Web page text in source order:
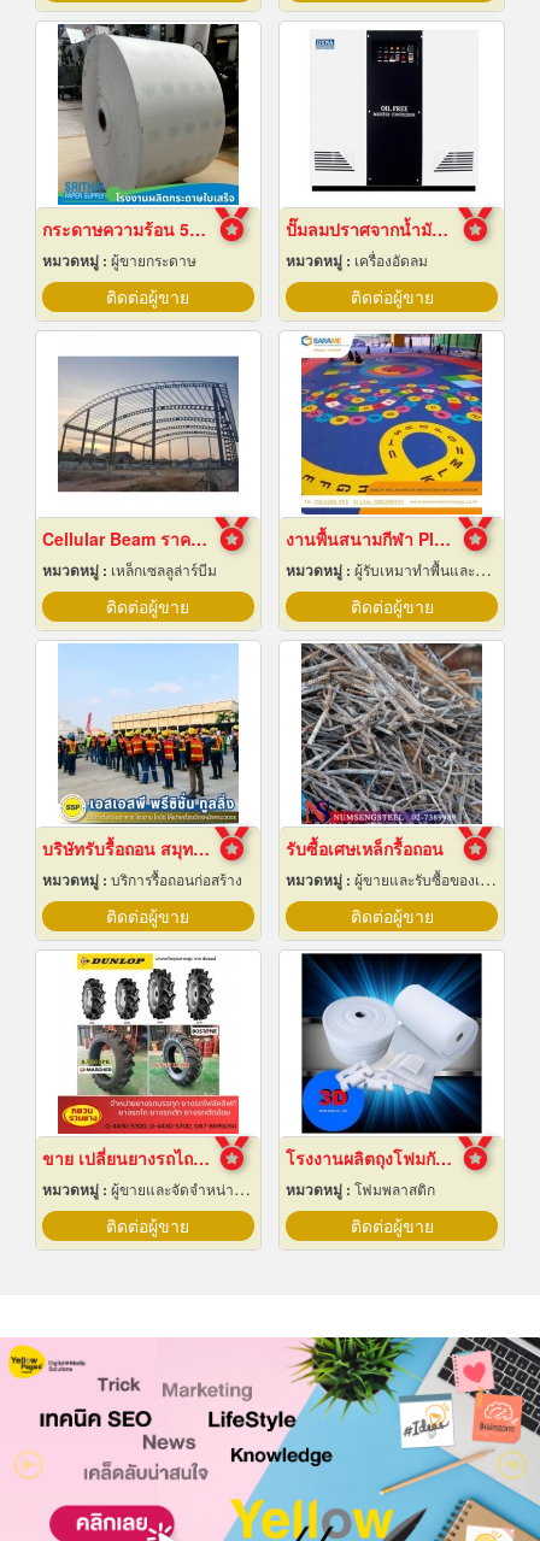
กระดาษความร้อน 57x80 ราคาส่ง
หมวดหมู่ : ผู้ขายกระดาษ
ติดต่อผู้ขาย
ปั๊มลมปราศจากน้ำมันแบบบูสเตอร์
หมวดหมู่ : เครื่องอัดลม
ติดต่อผู้ขาย
Cellular Beam ราคาโรงงาน
หมวดหมู่ : เหล็กเซลลูล่าร์บีม
ติดต่อผู้ขาย
งานพื้นสนามกีฬา Play Ground EPDM สนามเด็กเล่น
หมวดหมู่ : ผู้รับเหมาทำพื้นและทางเดิน
ติดต่อผู้ขาย
บริษัทรับรื้อถอน สมุทรปราการ
หมวดหมู่ : บริการรื้อถอนก่อสร้าง
ติดต่อผู้ขาย
รับซื้อเศษเหล็กรื้อถอน
หมวดหมู่ : ผู้ขายและรับซื้อของเก่าและเศษเหล็ก
ติดต่อผู้ขาย
ขาย เปลี่ยนยางรถไถ 12.4-24
หมวดหมู่ : ผู้ขายและจัดจำหน่ายยางรถ
ติดต่อผู้ขาย
โรงงานผลิตถุงโฟมกันกระแทกอีพีอี ชลบุรี
หมวดหมู่ : โฟมพลาสติก
ติดต่อผู้ขาย